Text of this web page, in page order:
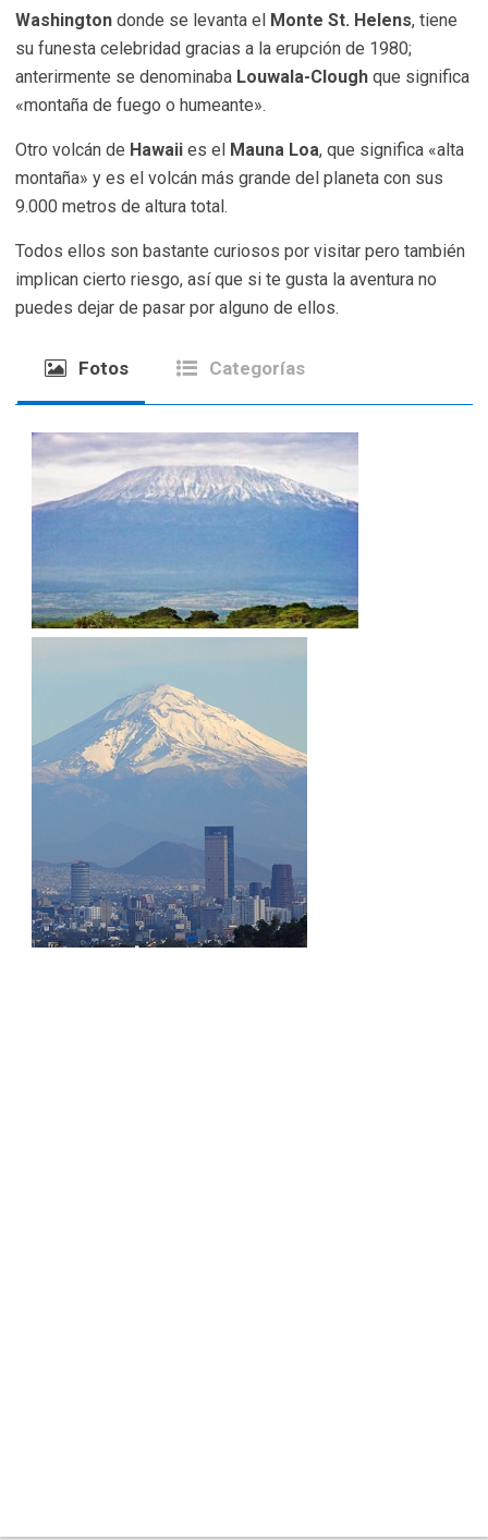
Washington donde se levanta el Monte St. Helens, tiene
su funesta celebridad gracias a la erupción de 1980;
anterirmente se denominaba Louwala-Clough que significa
«montaña de fuego o humeante».
Otro volcán de Hawaii es el Mauna Loa, que significa «alta
montaña» y es el volcán más grande del planeta con sus
9.000 metros de altura total.
Todos ellos son bastante curiosos por visitar pero también
implican cierto riesgo, así que si te gusta la aventura no
puedes dejar de pasar por alguno de ellos.
Fotos Categorías